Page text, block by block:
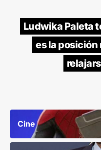
Ludwika Paleta
es la posición
Cine